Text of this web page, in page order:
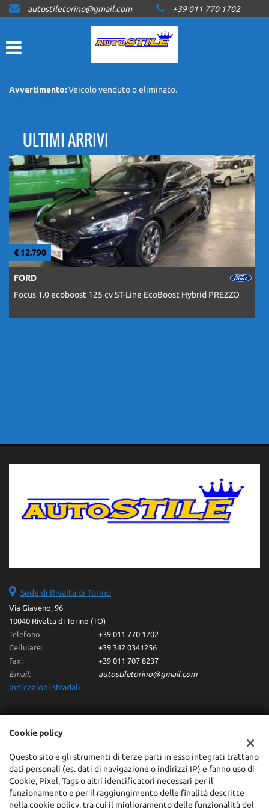
HOME
LISTA VEICOLI
ACQUISTIAMO USATO
CONTATTI
NEWS
AREA COMMERCIANTI
autostiletorino@gmail.com +39 011 770 1702
Avvertimento:Veicolo venduto o eliminato.
ULTIMI ARRIVI
€ 12.790
FORD
Focus 1.0 ecoboost 125 cv ST-Line EcoBoost Hybrid PREZZO
Sede di Rivalta di Torino
Via Giaveno, 96
10040 Rivalta di Torino (TO)
Telefono:
+39 011 770 1702
Cellulare:
+39 342 0341256
Fax:
+39 011 707 8237
Email:
autostiletorino@gmail.com
Indicazioni stradali
Dati fiscali:
Via Giaveno, 96 - Rivalta di Torino (TO)
C.F/P.IVA:10371960013
Registro delle imprese:TO
REA:TO-1127727
Cookie policy
Questo sito e gli strumenti di terze parti in esso integrati trattano
dati personali (es. dati di navigazione o indirizzi IP) e fanno uso di
Cookie, Pixel, Tags o altri identificatori necessari per il
funzionamento e per il raggiungimento delle finalità descritte
nella cookie policy, tra cui il miglioramento delle funzionalità del